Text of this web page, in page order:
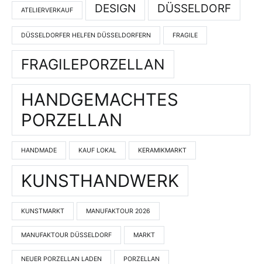
ATELIERVERKAUF DESIGN DÜSSELDORF
DÜSSELDORFER HELFEN DÜSSELDORFERN FRAGILE
FRAGILEPORZELLAN
HANDGEMACHTES
PORZELLAN
HANDMADE KAUF LOKAL KERAMIKMARKT
KUNSTHANDWERK
KUNSTMARKT MANUFAKTOUR 2026
MANUFAKTOUR DÜSSELDORF MARKT
NEUER PORZELLAN LADEN PORZELLAN